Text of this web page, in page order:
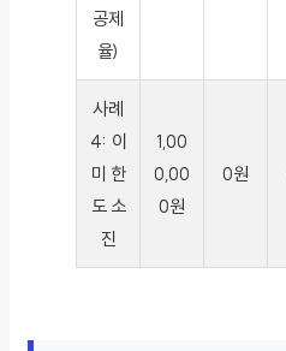
공제
율)
사례
4: 이
미 한
도 소
진
1,00
0,00
0원
0원